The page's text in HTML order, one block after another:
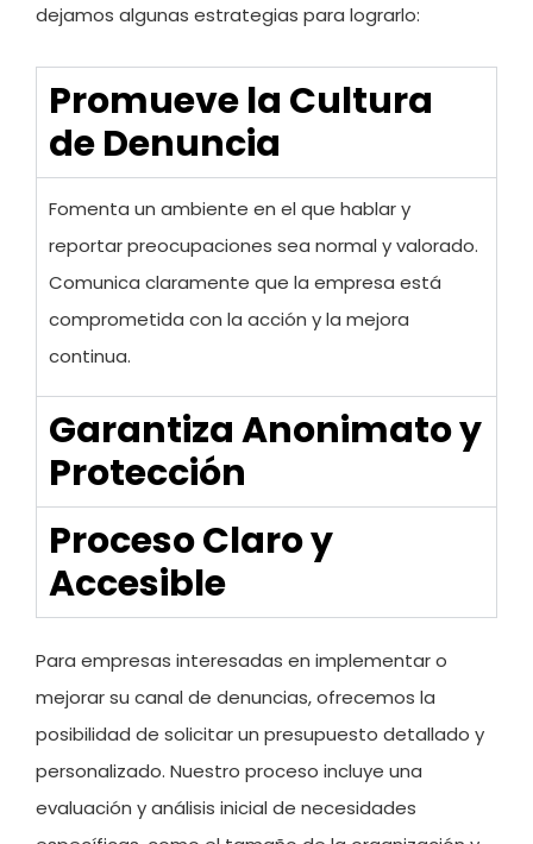
dejamos algunas estrategias para lograrlo:
Promueve la Cultura
de Denuncia
Fomenta un ambiente en el que hablar y
reportar preocupaciones sea normal y valorado.
Comunica claramente que la empresa está
comprometida con la acción y la mejora
continua.
Garantiza Anonimato y
Protección
Proceso Claro y
Accesible
Para empresas interesadas en implementar o
mejorar su canal de denuncias, ofrecemos la
posibilidad de solicitar un presupuesto detallado y
personalizado. Nuestro proceso incluye una
evaluación y análisis inicial de necesidades